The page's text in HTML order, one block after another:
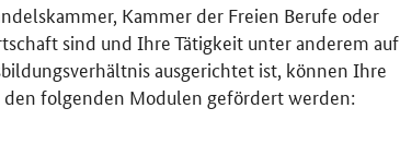
Kammer der Freien Berufe oder
sind und Ihre Tätigkeit unter anderem auf
ausgerichtet ist, können Ihre
den folgenden Modulen gefördert werden: